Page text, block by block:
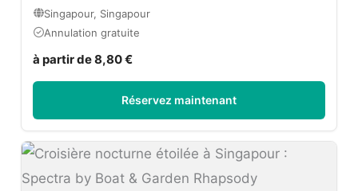
Singapour, Singapour
Annulation gratuite
à partir de 8,80 €
Réservez maintenant